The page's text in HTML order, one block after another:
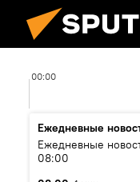
00:00
Ежедневные
Ежедневные
08:00